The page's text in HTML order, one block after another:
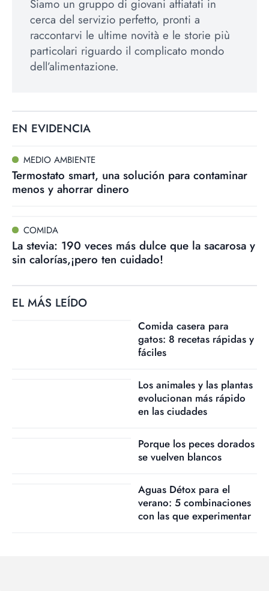
Siamo un gruppo di giovani affiatati in
cerca del servizio perfetto, pronti a
raccontarvi le ultime novità e le storie più
particolari riguardo il complicato mondo
dell’alimentazione.
EN EVIDENCIA
MEDIO AMBIENTE
Termostato smart, una solución para contaminar
menos y ahorrar dinero
COMIDA
La stevia: 190 veces más dulce que la sacarosa y
sin calorías,¡pero ten cuidado!
EL MÁS LEÍDO
Comida casera para
gatos: 8 recetas rápidas y
fáciles
Los animales y las plantas
evolucionan más rápido
en las ciudades
Porque los peces dorados
se vuelven blancos
Aguas Détox para el
verano: 5 combinaciones
con las que experimentar